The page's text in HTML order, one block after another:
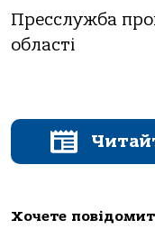
Пресслужба
області
Хочете